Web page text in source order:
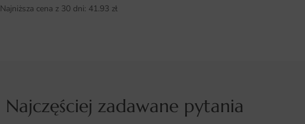
Najniższa cena z 30 dni: 41.93 zł
Najczęściej zadawane pytania